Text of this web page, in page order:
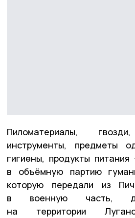
Пиломатериалы,
инструменты, предметы
гигиены, продукты
в объёмную партию
которую передали из
в военную часть,
на территории